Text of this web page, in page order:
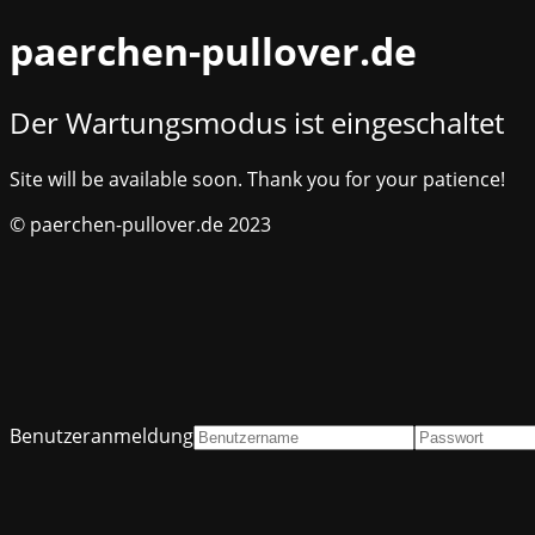
paerchen-pullover.de
Der Wartungsmodus ist eingeschaltet
Site will be available soon. Thank you for your patience!
© paerchen-pullover.de 2023
Benutzeranmeldung